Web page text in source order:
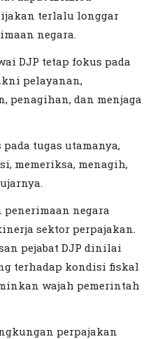
terlalu longgar
negara.
DJP tetap fokus pada
pelayanan,
penagihan, dan menjaga
pada tugas utamanya,
memeriksa, menagih,
penerimaan negara
sektor perpajakan.
pejabat DJP dinilai
terhadap kondisi fiskal
wajah pemerintah
perpajakan